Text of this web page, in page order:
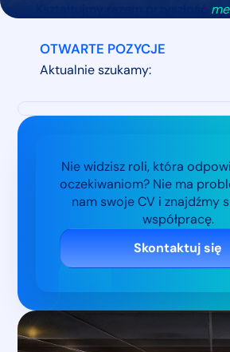
OTWARTE POZYCJE
Aktualnie szukamy:
Nie widzisz roli, która
oczekiwaniom? Nie ma
nam swoje CV i znajdźmy
współpracę.
Skontaktuj się